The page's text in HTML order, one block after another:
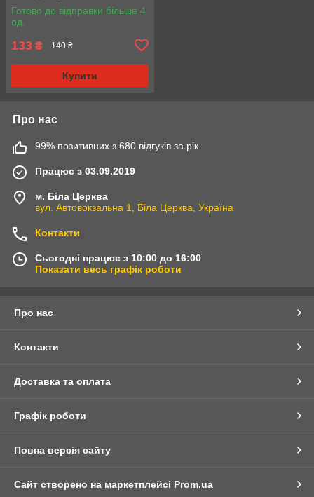
Готово до відправки більше 4
од.
133 ₴ 140 ₴
Купити
Про нас
99% позитивних з 680 відгуків за рік
Працює з 03.09.2019
м. Біла Церква
вул. Автовокзальна 1, Біла Церква, Україна
Контакти
Сьогодні працює з 10:00 до 16:00
Показати весь графік роботи
Про нас
Контакти
Доставка та оплата
Графік роботи
Повна версія сайту
Сайт створено на маркетплейсі Prom.ua